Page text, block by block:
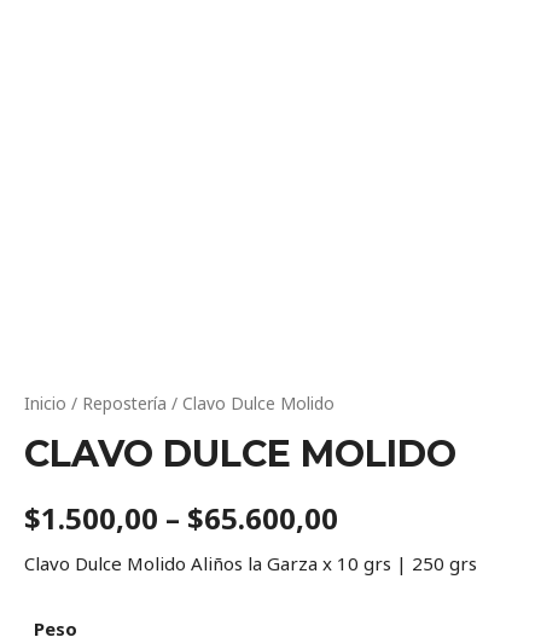
Inicio / Repostería / Clavo Dulce Molido
CLAVO DULCE MOLIDO
$1.500,00 – $65.600,00
Clavo Dulce Molido Aliños la Garza x 10 grs | 250 grs
Peso